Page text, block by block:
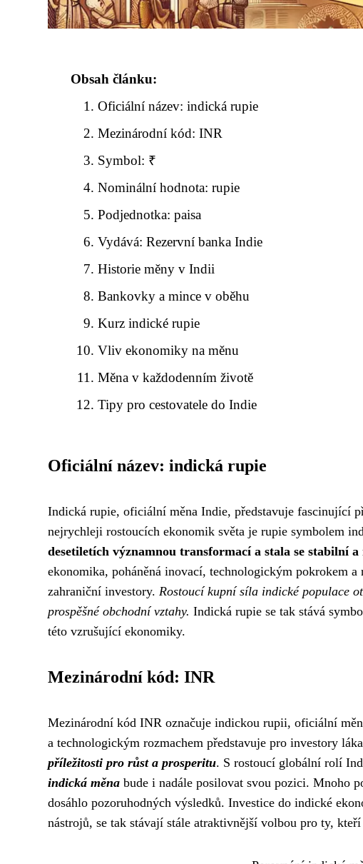
Obsah článku:
Oficiální název: indická rupie
Mezinárodní kód: INR
Symbol: ₹
Nominální hodnota: rupie
Podjednotka: paisa
Vydává: Rezervní banka Indie
Historie měny v Indii
Bankovky a mince v oběhu
Kurz indické rupie
Vliv ekonomiky na měnu
Měna v každodenním životě
Tipy pro cestovatele do Indie
Oficiální název: indická rupie
Indická rupie, oficiální měna Indie, představuje fascinující
nejrychleji rostoucích ekonomik světa je rupie symbolem
desetiletích významnou transformací a stala se stabilní
ekonomika, poháněná inovací, technologickým pokrokem
zahraniční investory. Rostoucí kupní síla indické populace
prospěšné obchodní vztahy. Indická rupie se tak stává
této vzrušující ekonomiky.
Mezinárodní kód: INR
Mezinárodní kód INR označuje indickou rupii, oficiální
a technologickým rozmachem představuje pro investory
příležitosti pro růst a prosperitu. S rostoucí globální rolí
indická měna bude i nadále posilovat svou pozici. Mnoho
dosáhlo pozoruhodných výsledků. Investice do indické
nástrojů, se tak stávají stále atraktivnější volbou pro ty,